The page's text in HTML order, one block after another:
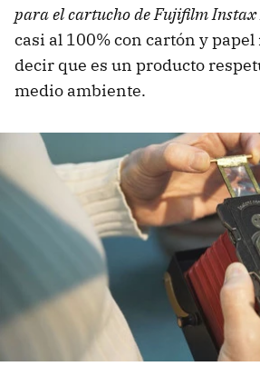
para el cartucho de Fujifilm Instax
casi al 100% con cartón y
decir que es un producto
medio ambiente.